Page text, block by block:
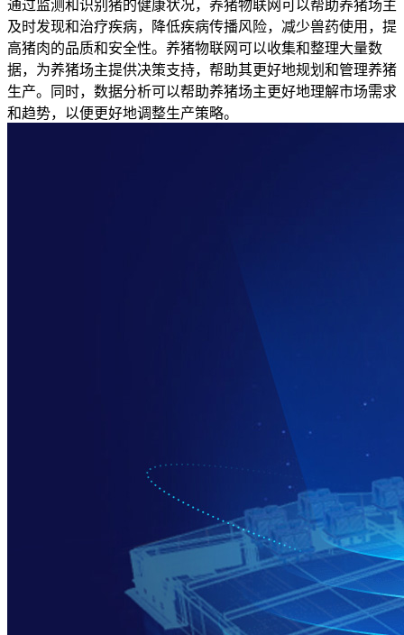
通过监测和识别猪的健康状况，养猪物联网可以帮助养猪场主
及时发现和治疗疾病，降低疾病传播风险，减少兽药使用，提
高猪肉的品质和安全性。养猪物联网可以收集和整理大量数
据，为养猪场主提供决策支持，帮助其更好地规划和管理养猪
生产。同时，数据分析可以帮助养猪场主更好地理解市场需求
和趋势，以便更好地调整生产策略。